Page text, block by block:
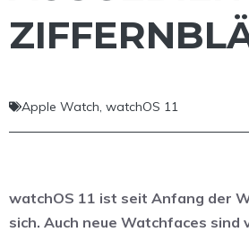
Apple Watch, watchOS 11
watchOS 11 ist seit Anfang der
sich. Auch neue Watchfaces